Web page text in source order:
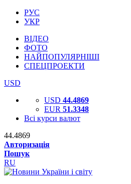
РУС
УКР
ВІДЕО
ФОТО
НАЙПОПУЛЯРНІШІ
СПЕЦПРОЕКТИ
USD
USD 44.4869
EUR 51.3348
Всі курси валют
44.4869
Авторизація
Пошук
RU